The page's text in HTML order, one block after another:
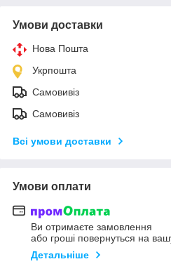
Умови доставки
Нова Пошта
Укрпошта
Самовивіз
Самовивіз
Всі умови доставки
Умови оплати
Ви отримаєте замовлення
або гроші повернуться на
Детальніше